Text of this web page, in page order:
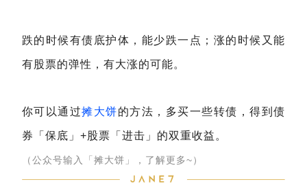
跌的时候有债底护体，能少跌一点；涨的时候又能
有股票的弹性，有大涨的可能。
你可以通过摊大饼的方法，多买一些转债，得到债
券「保底」+股票「进击」的双重收益。
（公众号输入「摊大饼」，了解更多~）